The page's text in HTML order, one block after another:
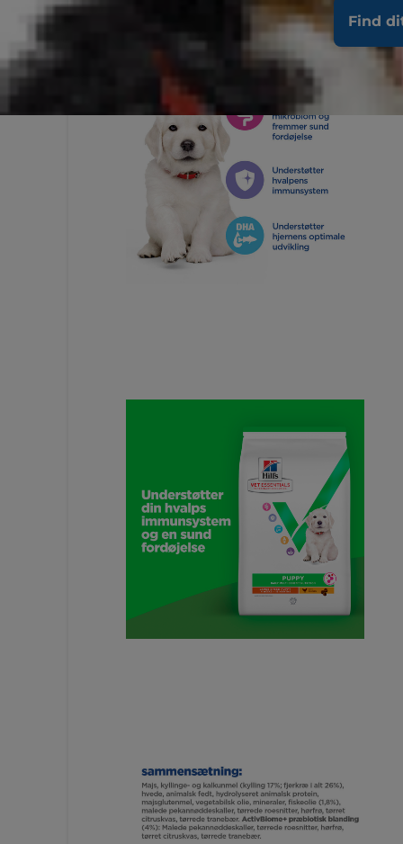
Find